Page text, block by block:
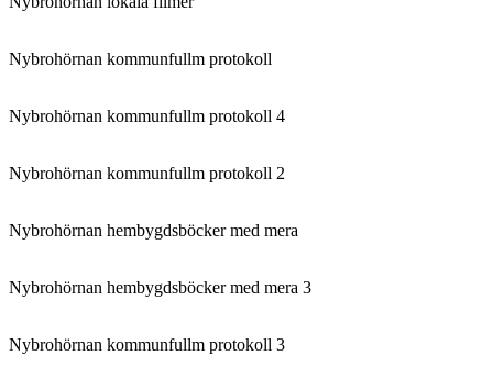
Nybrohörnan kommunfullm protokoll
Nybrohörnan kommunfullm protokoll 4
Nybrohörnan kommunfullm protokoll 2
Nybrohörnan hembygdsböcker med mera
Nybrohörnan hembygdsböcker med mera 3
Nybrohörnan kommunfullm protokoll 3